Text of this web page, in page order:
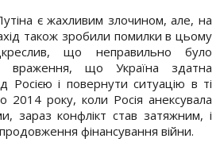
є жахливим злочином, але, на
також зробили помилки в цьому
що неправильно було
враження, що Україна здатна
Росією і повернути ситуацію в ті
2014 року, коли Росія анексувала
зараз конфлікт став затяжним, і
фінансування війни.